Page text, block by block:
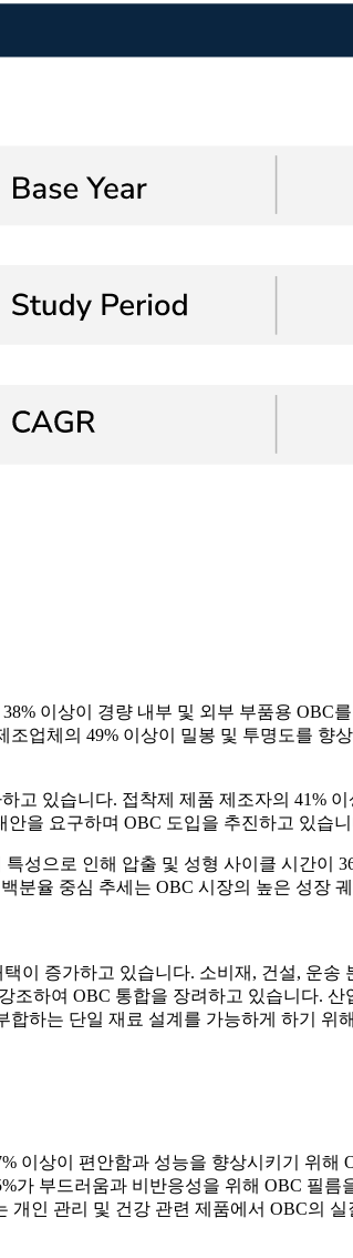
이상이 경량 내부 및 외부 부품용 OBC
업체의 49% 이상이 밀봉 및 투명도를 향
고 있습니다. 접착제 제품 제조자의 41%
을 요구하며 OBC 도입을 추진하고 있습
성으로 인해 압출 및 성형 사이클 시간이
분율 중심 추세는 OBC 시장의 높은 성장
이 증가하고 있습니다. 소비재, 건설, 운송
하여 OBC 통합을 장려하고 있습니다.
하는 단일 재료 설계를 가능하게 하기 위
이상이 편안함과 성능을 향상시키기 위해
부드러움과 비반응성을 위해 OBC 필름
인 관리 및 건강 관련 제품에서 OBC의